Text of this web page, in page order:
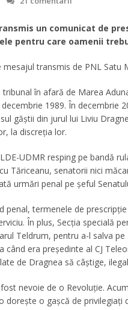
un comunicat de
pentru care oamenii
mesajul transmis de PNL Satu
tribunal în afară de Marea
1989. În decembrie
găștii din jurul lui Liviu
la discreția lor.
UDMR resping pe bandă
Tăriceanu, senatorii nici
urmări penal pe șeful
penal, termenele de
În plus, Secția specială
Teldrum, pentru a-l salva
când era președinte al CJ
de Dragnea să câștige,
nevoie de o Revoluție.
dorește o gașcă de privilegiați